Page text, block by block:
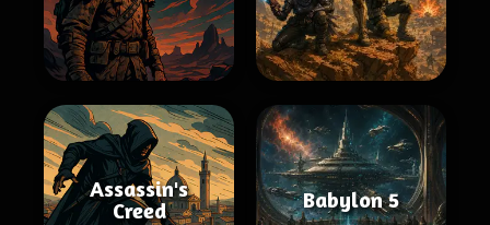
Assassin's
Creed
Babylon 5